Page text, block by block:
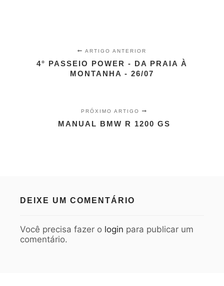
ARTIGO ANTERIOR
4° PASSEIO POWER - DA PRAIA À
MONTANHA - 26/07
PRÓXIMO ARTIGO
MANUAL BMW R 1200 GS
DEIXE UM COMENTÁRIO
Você precisa fazer o login para publicar um
comentário.